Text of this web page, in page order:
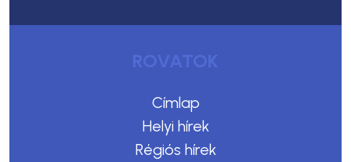
ROVATOK
Címlap
Helyi hírek
Régiós hírek